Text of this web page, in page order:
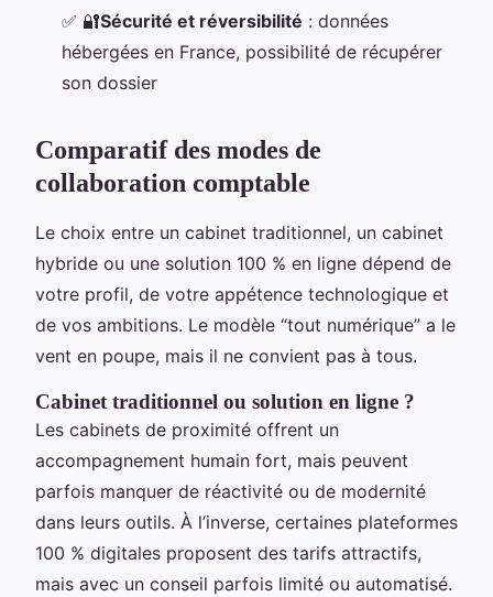
✅ 🔐Sécurité et réversibilité : données
hébergées en France, possibilité de récupérer
son dossier
Comparatif des modes de
collaboration comptable
Le choix entre un cabinet traditionnel, un cabinet
hybride ou une solution 100 % en ligne dépend de
votre profil, de votre appétence technologique et
de vos ambitions. Le modèle “tout numérique” a le
vent en poupe, mais il ne convient pas à tous.
Cabinet traditionnel ou solution en ligne ?
Les cabinets de proximité offrent un
accompagnement humain fort, mais peuvent
parfois manquer de réactivité ou de modernité
dans leurs outils. À l’inverse, certaines plateformes
100 % digitales proposent des tarifs attractifs,
mais avec un conseil parfois limité ou automatisé.